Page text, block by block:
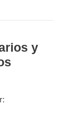
y